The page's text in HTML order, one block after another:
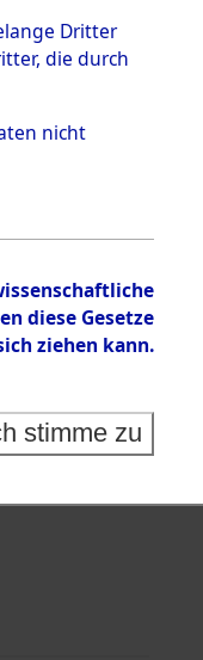
Dritter
die durch
nicht
diese Gesetze
ziehen kann.
stimme zu